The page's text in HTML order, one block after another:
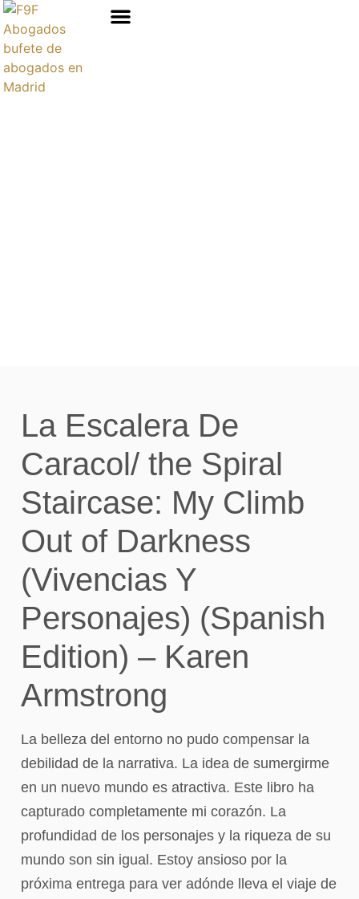
La Escalera De
Caracol/ the Spiral
Staircase: My Climb
Out of Darkness
(Vivencias Y
Personajes) (Spanish
Edition) – Karen
Armstrong
La belleza del entorno no pudo compensar la
debilidad de la narrativa. La idea de sumergirme
en un nuevo mundo es atractiva. Este libro ha
capturado completamente mi corazón. La
profundidad de los personajes y la riqueza de su
mundo son sin igual. Estoy ansioso por la
próxima entrega para ver adónde lleva el viaje de